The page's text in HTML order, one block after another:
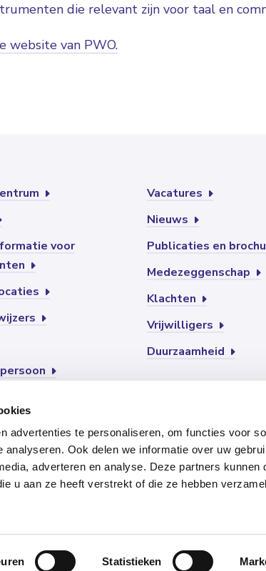
advertenties te personaliseren, om functies voor
analyseren. Ook delen we informatie over uw
adverteren en analyse. Deze partners kunnen
u aan ze heeft verstrekt of die ze hebben
Statistieken
die relevant zijn voor taal en
website van PWO.
voor
Vacatures
Nieuws
Publicaties en
Medezeggenschap
Klachten
Vrijwilligers
Duurzaamheid